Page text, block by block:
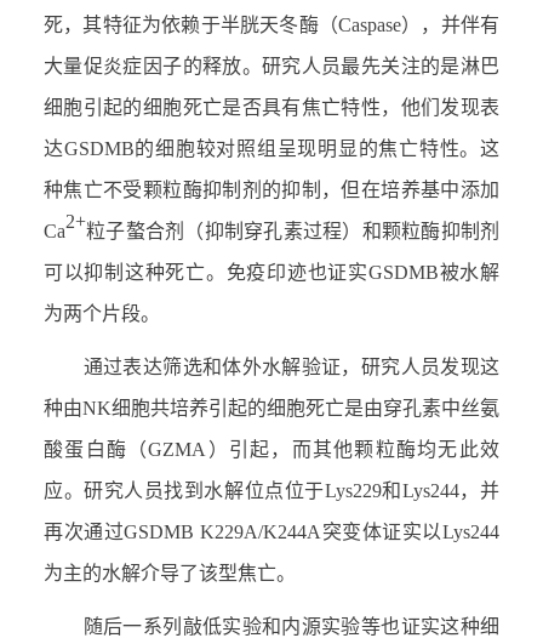
死，其特征为依赖于半胱天冬酶（Caspase） ，并伴有
大量促炎症因子的释放。研究人员最先关注的是淋巴
细胞引起的细胞死亡是否具有焦亡特性，他们发现表
达GSDMB的细胞较对照组呈现明显的焦亡特性。这
种焦亡不受颗粒酶抑制剂的抑制，但在培养基中添加
Ca2+粒子螯合剂（抑制穿孔素过程）和颗粒酶抑制剂
可以抑制这种死亡。免疫印迹也证实GSDMB被水解
为两个片段。
通过表达筛选和体外水解验证，研究人员发现这
种由NK细胞共培养引起的细胞死亡是由穿孔素中丝氨
酸蛋白酶（GZMA）引起，而其他颗粒酶均无此效
应。研究人员找到水解位点位于Lys229和Lys244，并
再次通过GSDMB K229A/K244A突变体证实以Lys244
为主的水解介导了该型焦亡。
随后一系列敲低实验和内源实验等也证实这种细